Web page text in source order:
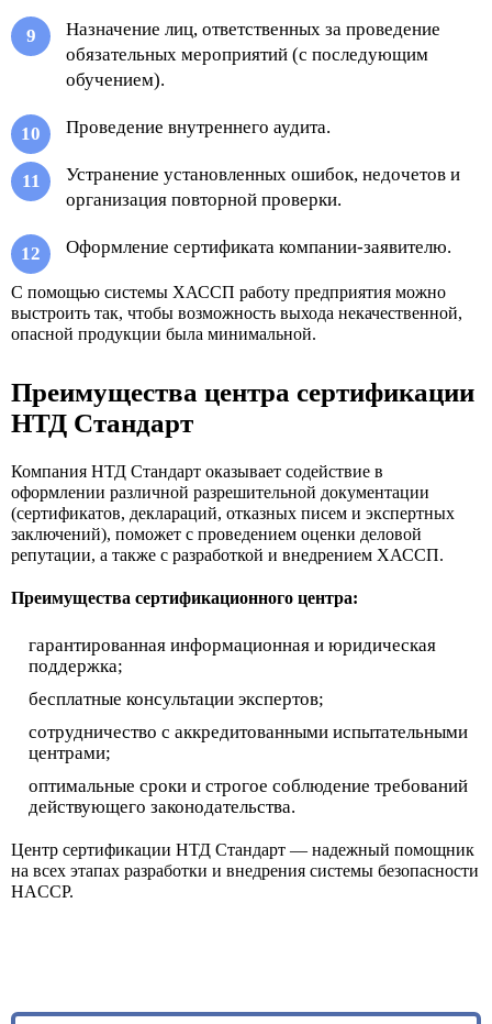
Назначение лиц, ответственных за проведение
обязательных мероприятий (с последующим
обучением).
Проведение внутреннего аудита.
Устранение установленных ошибок, недочетов и
организация повторной проверки.
Оформление сертификата компании-заявителю.
С помощью системы ХАССП работу предприятия можно
выстроить так, чтобы возможность выхода некачественной,
опасной продукции была минимальной.
Преимущества центра сертификации
НТД Стандарт
Компания НТД Стандарт оказывает содействие в
оформлении различной разрешительной документации
(сертификатов, деклараций, отказных писем и экспертных
заключений), поможет с проведением оценки деловой
репутации, а также с разработкой и внедрением ХАССП.
Преимущества сертификационного центра:
гарантированная информационная и юридическая
поддержка;
бесплатные консультации экспертов;
сотрудничество с аккредитованными испытательными
центрами;
оптимальные сроки и строгое соблюдение требований
действующего законодательства.
Центр сертификации НТД Стандарт — надежный помощник
на всех этапах разработки и внедрения системы безопасности
HACCP.